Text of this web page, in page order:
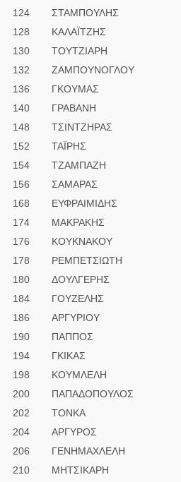
124
ΣΤΑΜΠΟΥΛΗΣ
128
ΚΑΛΑΪΤΖΗΣ
130
ΤΟΥΤΖΙΑΡΗ
132
ΖΑΜΠΟΥΝΟΓΛΟΥ
136
ΓΚΟΥΜΑΣ
140
ΓΡΑΒΑΝΗ
148
ΤΣΙΝΤΖΗΡΑΣ
152
ΤΑΪΡΗΣ
154
ΤΖΑΜΠΑΖΗ
156
ΣΑΜΑΡΑΣ
168
ΕΥΦΡΑΙΜΙΔΗΣ
174
ΜΑΚΡΑΚΗΣ
176
ΚΟΥΚΝΑΚΟΥ
178
ΡΕΜΠΕΤΣΙΩΤΗ
180
ΔΟΥΛΓΕΡΗΣ
184
ΓΟΥΖΕΛΗΣ
186
ΑΡΓΥΡΙΟΥ
190
ΠΑΠΠΟΣ
194
ΓΚΙΚΑΣ
198
ΚΟΥΜΛΕΛΗ
200
ΠΑΠΑΔΟΠΟΥΛΟΣ
202
ΤΟΝΚΑ
204
ΑΡΓΥΡΟΣ
206
ΓΕΝΗΜΑΧΛΕΛΗ
210
ΜΗΤΣΙΚΑΡΗ